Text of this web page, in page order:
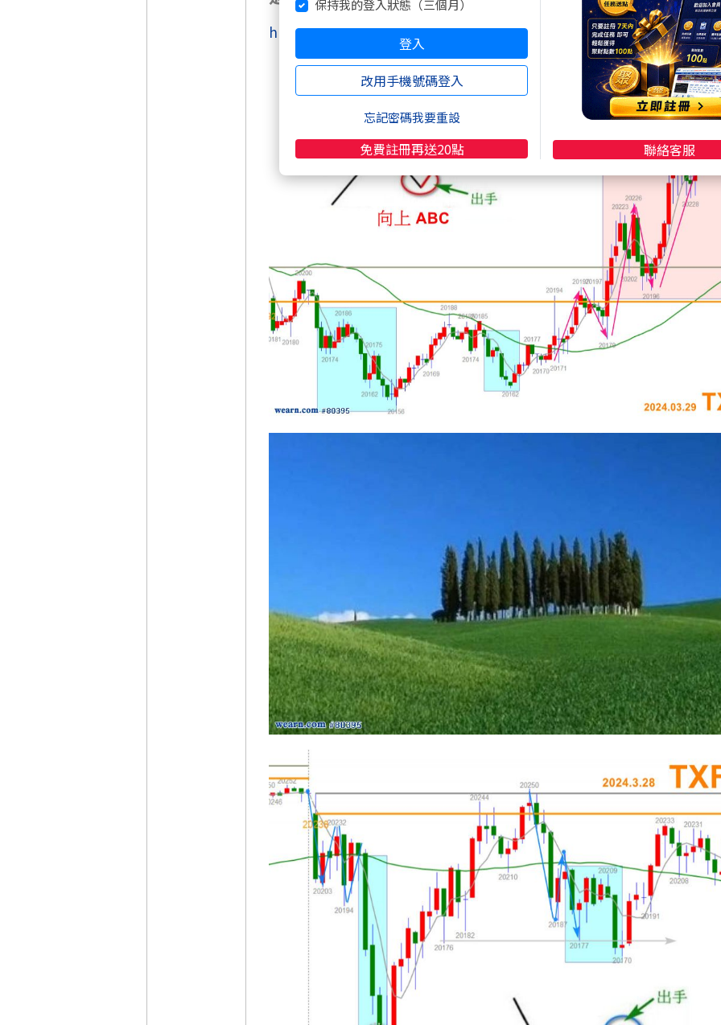
https://www.wearn.com/bbs/t990442.html
保持我的登入狀態（三個月）
登入
改用手機號碼登入
忘記密碼我要重設
免費註冊再送20點 聯絡客服